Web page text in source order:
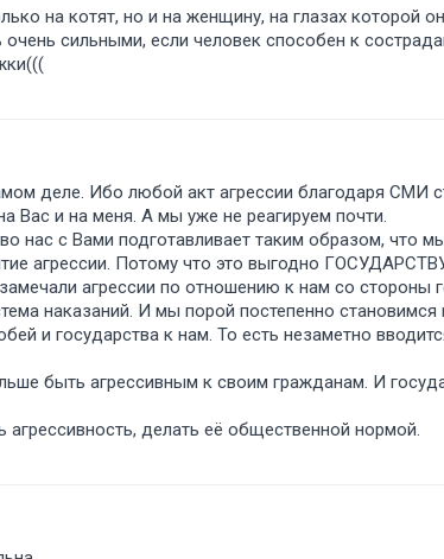
на котят, но и на женщину, на глазах которой
сильными, если человек способен к
деле. Ибо любой акт агрессии благодаря СМИ
Вас и на меня. А мы уже не реагируем почти.
нас с Вами подготавливает таким образом, что
агрессии. Потому что это выгодно
агрессии по отношению к нам со стороны
наказаний. И мы порой постепенно
и государства к нам. То есть незаметно
быть агрессивным к своим гражданам. И
делать её общественной нормой.